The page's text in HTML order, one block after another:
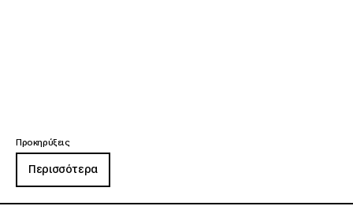
Προκηρύξεις
Περισσότερα